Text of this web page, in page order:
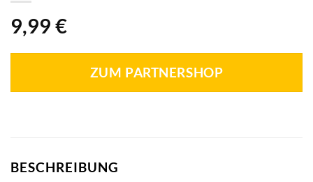
9,99 €
ZUM PARTNERSHOP
BESCHREIBUNG